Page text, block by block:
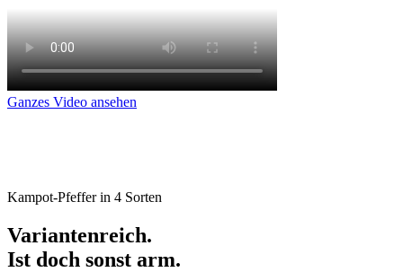
Ganzes Video ansehen
Kampot-Pfeffer in 4 Sorten
Variantenreich.
Ist doch sonst arm.